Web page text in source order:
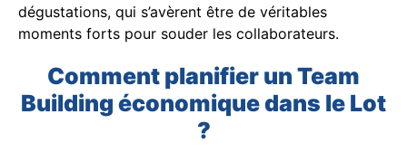
dégustations, qui s’avèrent être de véritables
moments forts pour souder les collaborateurs.
Comment planifier un Team
Building économique dans le Lot
?